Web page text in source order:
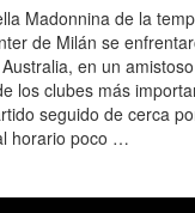
Madonnina de la
de Milán se
en un
los clubes más
seguido de cerca
horario poco …